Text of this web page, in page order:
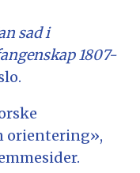
sad i
1807-
orientering»,